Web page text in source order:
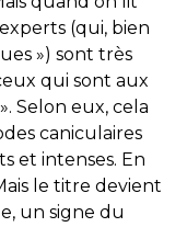
(qui, bien
») sont très
qui sont aux
Selon eux, cela
caniculaires
et intenses. En
le titre devient
un signe du